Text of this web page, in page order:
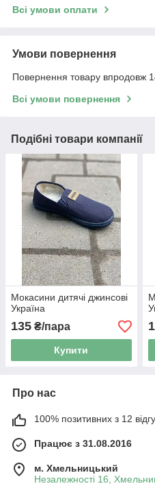
Всі умови оплати
Умови повернення
Повернення товару впродовж
Всі умови повернення
Подібні товари компанії
Мокасини дитячі джинсові
Україна
135 ₴/пара
Купити
Про нас
100% позитивних з 12
Працює з 31.08.2016
м. Хмельницький
Незалежності 16,